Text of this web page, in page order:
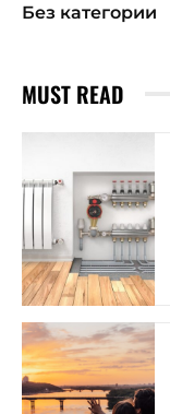
Без категории
MUST READ